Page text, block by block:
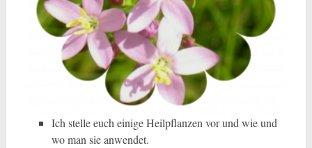
Ich stelle euch einige Heilpflanzen vor und wie und
wo man sie anwendet.